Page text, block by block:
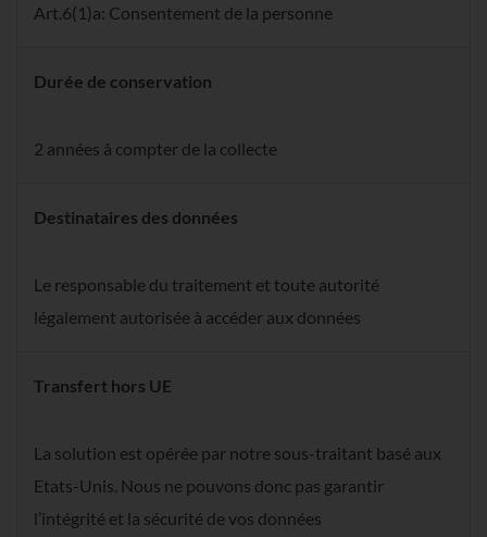
Art.6(1)a: Consentement de la personne
Durée de conservation
2 années à compter de la collecte
Destinataires des données
Le responsable du traitement et toute autorité
légalement autorisée à accéder aux données
Transfert hors UE
La solution est opérée par notre sous-traitant basé aux
Etats-Unis. Nous ne pouvons donc pas garantir
l’intégrité et la sécurité de vos données